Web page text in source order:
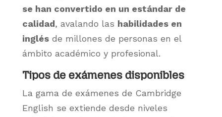
se han convertido en un estándar de
calidad, avalando las habilidades en
inglésde millones de personas en el
ámbito académico y profesional.
Tipos de exámenes disponibles
La gama de exámenes de Cambridge
English se extiende desde niveles